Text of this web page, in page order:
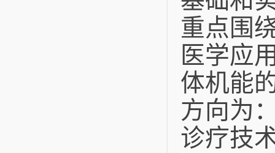
重点围
医学应
体机能
方向为
诊疗技